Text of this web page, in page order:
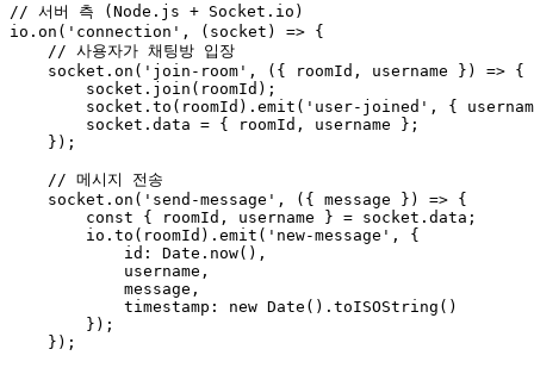
// 서버 측 (Node.js + Socket.io)
io. on ( 'connection' , ( socket ) => {
// 사용자가 채팅방 입장
    socket.
on ( 'join-room' , ( { roomId, username } ) => {
        socket.
join (roomId);
        socket.
to (roomId). emit ( 'user-joined' , {
        socket.
data = { roomId, username };
    });
// 메시지 전송
    socket.
on ( 'send-message' , ( { message } ) => {
const { roomId, username } = socket. data ;
        io.
to (roomId). emit ( 'new-message' , {
id : Date . now(),
            username,
            message,
timestamp : new Date (). toISOString ()
        });
    });